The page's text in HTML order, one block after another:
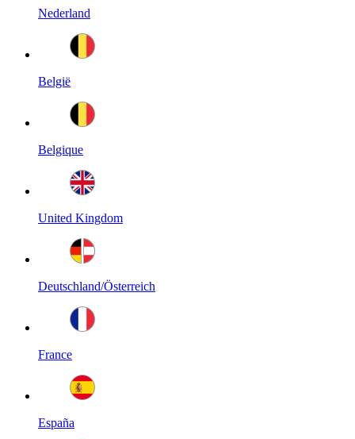
Nederland
België
Belgique
United Kingdom
Deutschland/Österreich
France
España